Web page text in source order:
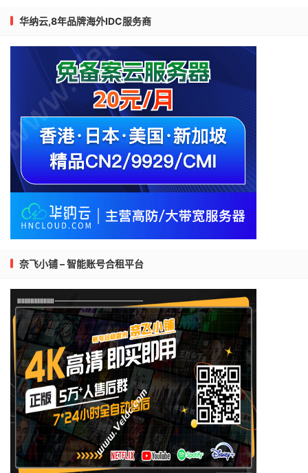
华纳云,8年品牌海外IDC服务商
奈飞小铺 – 智能账号合租平台